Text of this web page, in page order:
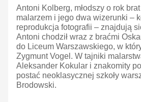
Antoni Kolberg, młodszy o rok
malarzem i jego dwa wizerunki –
reprodukcja fotografii – znajdują
Antoni chodził wraz z braćmi
do Liceum Warszawskiego, w
Zygmunt Vogel. W tajniki
Aleksander Kokular i znakomity
postać neoklasycznej szkoły
Brodowski.